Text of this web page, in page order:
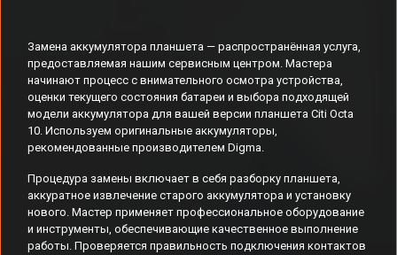
Замена аккумулятора планшета — распространённая услуга,
предоставляемая нашим сервисным центром. Мастера
начинают процесс с внимательного осмотра устройства,
оценки текущего состояния батареи и выбора подходящей
модели аккумулятора для вашей версии планшета Citi Octa
10. Используем оригинальные аккумуляторы,
рекомендованные производителем Digma.
Процедура замены включает в себя разборку планшета,
аккуратное извлечение старого аккумулятора и установку
нового. Мастер применяет профессиональное оборудование
и инструменты, обеспечивающие качественное выполнение
работы. Проверяется правильность подключения контактов